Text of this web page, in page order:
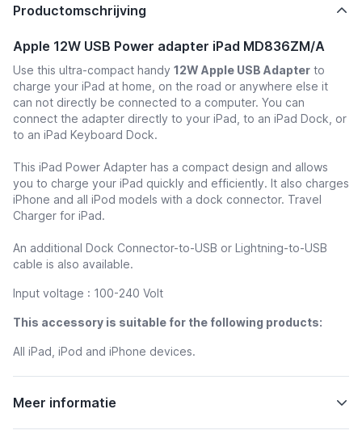
Productomschrijving
Apple 12W USB Power adapter iPad MD836ZM/A
Use this ultra-compact handy 12W Apple USB Adapter to
charge your iPad at home, on the road or anywhere else it
can not directly be connected to a computer. You can
connect the adapter directly to your iPad, to an iPad Dock, or
to an iPad Keyboard Dock.
This iPad Power Adapter has a compact design and allows
you to charge your iPad quickly and efficiently. It also charges
iPhone and all iPod models with a dock connector. Travel
Charger for iPad.
An additional Dock Connector-to-USB or Lightning-to-USB
cable is also available.
Input voltage : 100-240 Volt
This accessory is suitable for the following products:
All iPad, iPod and iPhone devices.
Meer informatie